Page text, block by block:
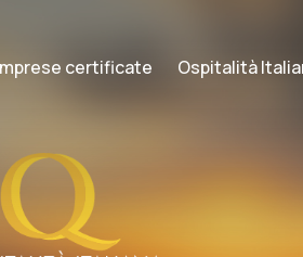
certificate Ospitalità